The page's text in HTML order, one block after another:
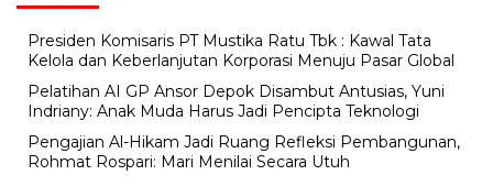
Presiden Komisaris PT Mustika Ratu Tbk : Kawal Tata
Kelola dan Keberlanjutan Korporasi Menuju Pasar Global
Pelatihan AI GP Ansor Depok Disambut Antusias, Yuni
Indriany: Anak Muda Harus Jadi Pencipta Teknologi
Pengajian Al-Hikam Jadi Ruang Refleksi Pembangunan,
Rohmat Rospari: Mari Menilai Secara Utuh